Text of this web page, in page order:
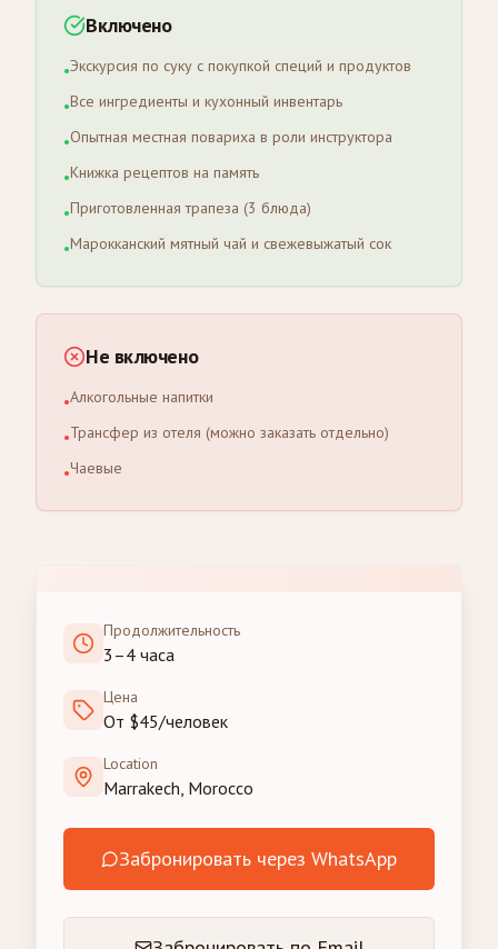
Включено
•Экскурсия по суку с покупкой специй и продуктов
•Все ингредиенты и кухонный инвентарь
•Опытная местная повариха в роли инструктора
•Книжка рецептов на память
•Приготовленная трапеза (3 блюда)
•Марокканский мятный чай и свежевыжатый сок
Не включено
•Алкогольные напитки
•Трансфер из отеля (можно заказать отдельно)
•Чаевые
Продолжительность
3–4 часа
Цена
От $45/человек
Location
Marrakech, Morocco
Забронировать через WhatsApp